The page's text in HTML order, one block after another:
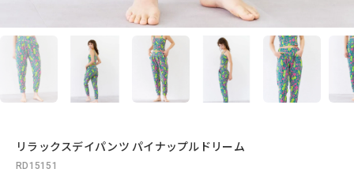
リラックスデイパンツ パイナップルドリーム
RD15151